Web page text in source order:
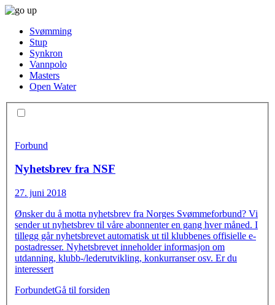
Svømming
Stup
Synkron
Vannpolo
Masters
Open Water
Forbund
Nyhetsbrev fra NSF
27. juni 2018
Ønsker du å motta nyhetsbrev fra Norges Svømmeforbund? Vi
sender ut nyhetsbrev til våre abonnenter en gang hver måned. I
tillegg går nyhetsbrevet automatisk ut til klubbenes offisielle e-
postadresser. Nyhetsbrevet inneholder informasjon om
utdanning, klubb-/lederutvikling, konkurranser osv. Er du
interessert
ForbundetGå til forsiden